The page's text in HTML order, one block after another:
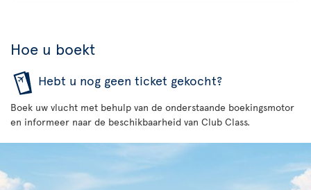
Hoe u boekt
Hebt u nog geen ticket gekocht?
Boek uw vlucht met behulp van de onderstaande boekingsmotor
en informeer naar de beschikbaarheid van Club Class.